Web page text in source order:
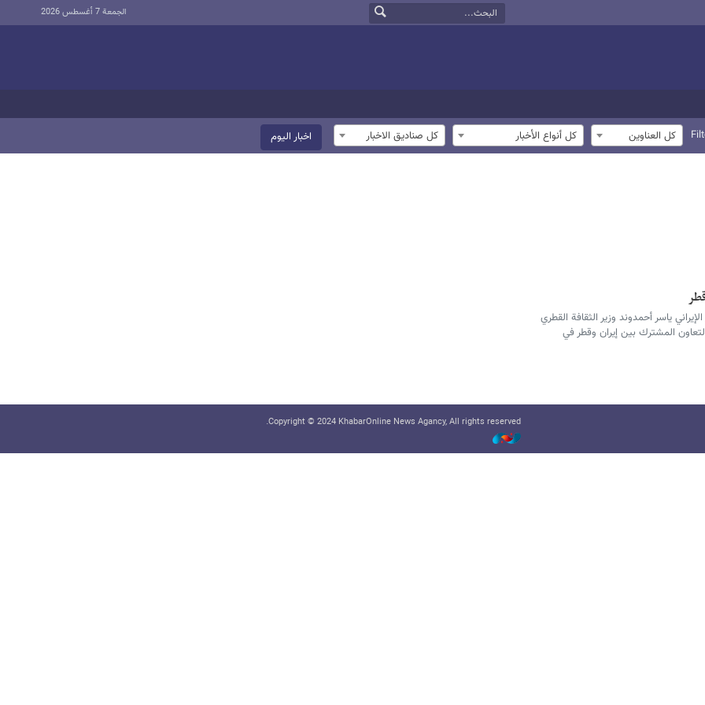
الجمعة 7 أغسطس 2026
كل العناوين كل أنواع الأخبار كل صناديق الاخبار اخبار الیوم
ياسر أحمدوند وزير الثقافة القطري
المشترك بين إيران وقطر في
Copyright © 2024 KhabarOnline News Agancy, All rights reserved.